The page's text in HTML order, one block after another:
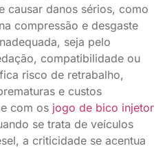
causar danos sérios, como
compressão e desgaste
seja pelo
compatibilidade ou
risco de retrabalho,
e custos
com os jogo de bico injetor
se trata de veículos
a criticidade se acentua